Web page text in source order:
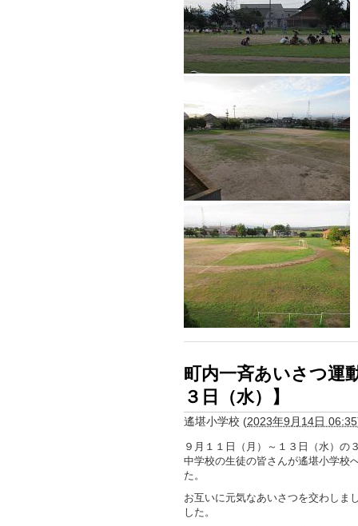
町内一斉あいさつ運
３日（水）】
遙堪小学校 (2023年9月14日 06:35
９月１１日（月）～１３日（水）の
中学校の生徒の皆さんが遙堪小学校
た。
お互いに元気なあいさつを交わしま
した。